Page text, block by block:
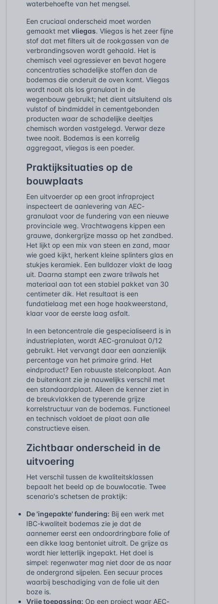
waterbehoefte van het mengsel.
Een cruciaal onderscheid moet worden
gemaakt met vliegas. Vliegas is het zeer fijne
stof dat met filters uit de rookgassen van de
verbrandingsoven wordt gehaald. Het is
chemisch veel agressiever en bevat hogere
concentraties schadelijke stoffen dan de
bodemas die onderuit de oven komt. Vliegas
wordt nooit als los granulaat in de
wegenbouw gebruikt; het dient uitsluitend als
vulstof of bindmiddel in cementgebonden
producten waar de schadelijke deeltjes
chemisch worden vastgelegd. Verwar deze
twee nooit. Bodemas is een korrelig
aggregaat, vliegas is een poeder.
Praktijksituaties op de
bouwplaats
Een uitvoerder op een groot infraproject
inspecteert de aanlevering van AEC-
granulaat voor de fundering van een nieuwe
provinciale weg. Vrachtwagens kippen een
grauwe, donkergrijze massa op het zandbed.
Het lijkt op een mix van steen en zand, maar
wie goed kijkt, herkent kleine splinters glas en
stukjes keramiek. Een bulldozer vlakt de laag
uit. Daarna stampt een zware trilwals het
materiaal aan tot een stabiel pakket van 30
centimeter dik. Het resultaat is een
fundatielaag met een hoge haakweerstand,
klaar voor de eerste laag asfalt.
In een betoncentrale die gespecialiseerd is in
industrieplaten, wordt AEC-granulaat 0/12
gebruikt. Het vervangt daar een aanzienlijk
percentage van het primaire grind. Het
eindproduct? Een robuuste stelconplaat. Aan
de buitenkant zie je nauwelijks verschil met
een standaardplaat. Alleen de kenner ziet in
de breukvlakken de typerende grijze
korrelstructuur van de bodemas. Functioneel
en technisch voldoet de plaat aan alle
constructieve eisen.
Zichtbaar onderscheid in de
uitvoering
Het verschil tussen de kwaliteitsklassen
bepaalt het beeld op de bouwlocatie. Twee
scenario's schetsen de praktijk:
De 'ingepakte' fundering: Bij een werk met
IBC-kwaliteit bodemas zie je dat de
aannemer eerst een ondoordringbare folie of
een dikke laag bentoniet uitrolt. De grijze as
wordt hier letterlijk ingepakt. Het doel is
simpel: regenwater mag niet door de as naar
de ondergrond sijpelen. Een secuur proces
waarbij beschadiging van de folie uit den
boze is.
Vrije toepassing: Op een project waar AEC-